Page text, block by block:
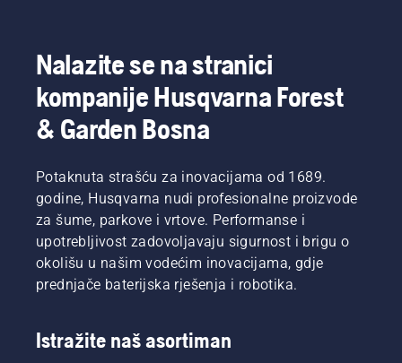
Nalazite se na stranici
kompanije Husqvarna Forest
& Garden Bosna
Potaknuta strašću za inovacijama od 1689.
godine, Husqvarna nudi profesionalne proizvode
za šume, parkove i vrtove. Performanse i
upotrebljivost zadovoljavaju sigurnost i brigu o
okolišu u našim vodećim inovacijama, gdje
prednjače baterijska rješenja i robotika.
Istražite naš asortiman